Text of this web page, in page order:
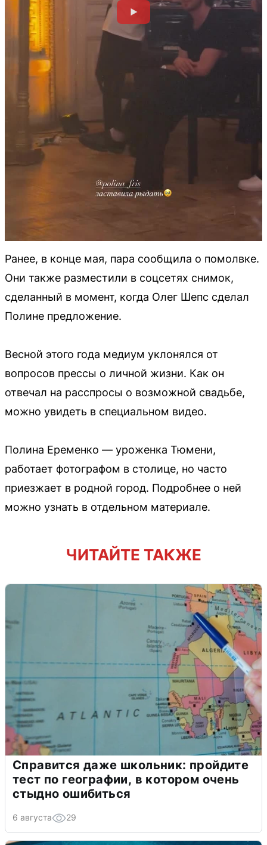
Ранее, в конце мая, пара сообщила о помолвке.
Они также разместили в соцсетях снимок,
сделанный в момент, когда Олег Шепс сделал
Полине предложение.
Весной этого года медиум уклонялся от
вопросов прессы о личной жизни. Как он
отвечал на расспросы о возможной свадьбе,
можно увидеть в специальном видео.
Полина Еременко — уроженка Тюмени,
работает фотографом в столице, но часто
приезжает в родной город. Подробнее о ней
можно узнать в отдельном материале.
ЧИТАЙТЕ ТАКЖЕ
Справится даже школьник: пройдите
тест по географии, в котором очень
стыдно ошибиться
6 августа 29